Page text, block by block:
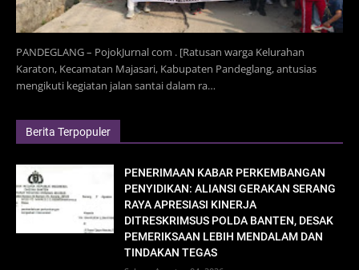
PANDEGLANG – PojokJurnal com . [Ratusan warga Kelurahan
Karaton, Kecamatan Majasari, Kabupaten Pandeglang, antusias
mengikuti kegiatan jalan santai dalam ra…
Berita Terpopuler
PENERIMAAN KABAR PERKEMBANGAN
PENYIDIKAN: ALIANSI GERAKAN SERANG
RAYA APRESIASI KINERJA
DITRESKRIMSUS POLDA BANTEN, DESAK
PEMERIKSAAN LEBIH MENDALAM DAN
TINDAKAN TEGAS